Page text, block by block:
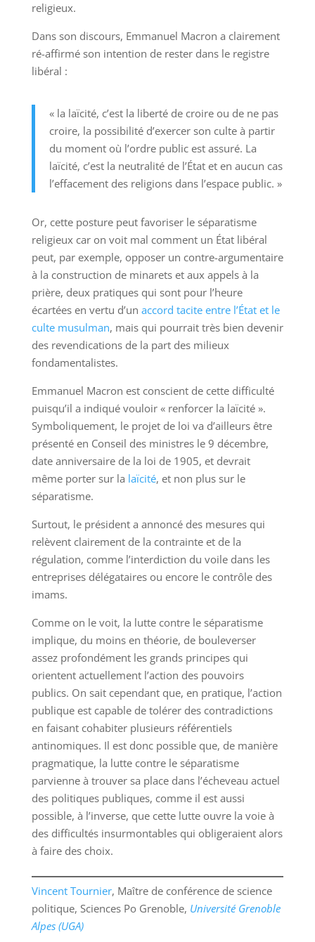
religieux.
Dans son discours, Emmanuel Macron a clairement
ré-affirmé son intention de rester dans le registre
libéral :
« la laïcité, c’est la liberté de croire ou de ne pas
croire, la possibilité d’exercer son culte à partir
du moment où l’ordre public est assuré. La
laïcité, c’est la neutralité de l’État et en aucun cas
l’effacement des religions dans l’espace public. »
Or, cette posture peut favoriser le séparatisme
religieux car on voit mal comment un État libéral
peut, par exemple, opposer un contre-argumentaire
à la construction de minarets et aux appels à la
prière, deux pratiques qui sont pour l’heure
écartées en vertu d’un accord tacite entre l’État et le
culte musulman, mais qui pourrait très bien devenir
des revendications de la part des milieux
fondamentalistes.
Emmanuel Macron est conscient de cette difficulté
puisqu’il a indiqué vouloir « renforcer la laïcité ».
Symboliquement, le projet de loi va d’ailleurs être
présenté en Conseil des ministres le 9 décembre,
date anniversaire de la loi de 1905, et devrait
même porter sur la laïcité, et non plus sur le
séparatisme.
Surtout, le président a annoncé des mesures qui
relèvent clairement de la contrainte et de la
régulation, comme l’interdiction du voile dans les
entreprises délégataires ou encore le contrôle des
imams.
Comme on le voit, la lutte contre le séparatisme
implique, du moins en théorie, de bouleverser
assez profondément les grands principes qui
orientent actuellement l’action des pouvoirs
publics. On sait cependant que, en pratique, l’action
publique est capable de tolérer des contradictions
en faisant cohabiter plusieurs référentiels
antinomiques. Il est donc possible que, de manière
pragmatique, la lutte contre le séparatisme
parvienne à trouver sa place dans l’écheveau actuel
des politiques publiques, comme il est aussi
possible, à l’inverse, que cette lutte ouvre la voie à
des difficultés insurmontables qui obligeraient alors
à faire des choix.
Vincent Tournier, Maître de conférence de science
politique, Sciences Po Grenoble, Université Grenoble
Alpes (UGA)